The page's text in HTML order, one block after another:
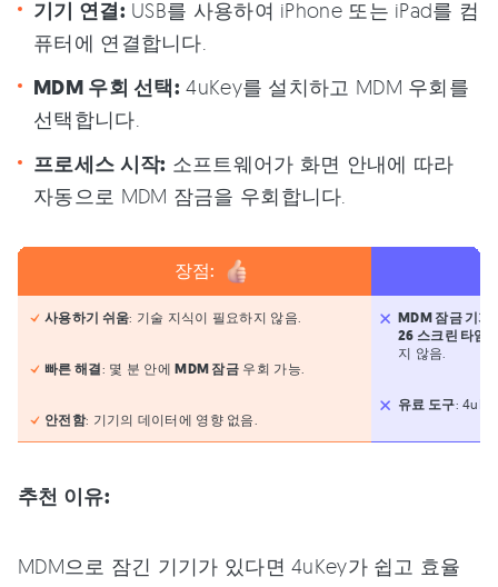
기기 연결: USB를 사용하여 iPhone 또는 iPad를 컴
퓨터에 연결합니다.
MDM 우회 선택: 4uKey를 설치하고 MDM 우회를
선택합니다.
프로세스 시작: 소프트웨어가 화면 안내에 따라
자동으로 MDM 잠금을 우회합니다.
장점:
사용하기 쉬움: 기술 지식이 필요하지 않음.
빠른 해결: 몇 분 안에MDM 잠금 우회 가능.
안전함: 기기의 데이터에 영향 없음.
MDM 잠금 기기
26 스크린 타임
지 않음.
유료 도구:
추천 이유:
MDM으로 잠긴 기기가 있다면 4uKey가 쉽고 효율